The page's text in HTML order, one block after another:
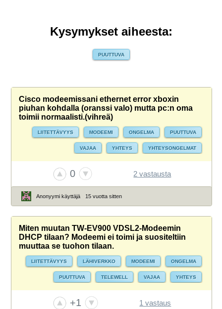
Kysymykset aiheesta:
PUUTTUVA
Cisco modeemissani ethernet error xboxin
piuhan kohdalla (oranssi valo) mutta pc:n oma
toimii normaalisti.(vihreä)
LIITETTÄVYYS MODEEMI ONGELMA PUUTTUVA
VAJAA YHTEYS YHTEYSONGELMAT
0 2 vastausta
Anonyymi käyttäjä 15 vuotta sitten
Miten muutan TW-EV900 VDSL2-Modeemin
DHCP tilaan? Modeemi ei toimi ja suositeltiin
muuttaa se tuohon tilaan.
LIITETTÄVYYS LÄHIVERKKO MODEEMI ONGELMA
PUUTTUVA TELEWELL VAJAA YHTEYS
+1 1 vastaus